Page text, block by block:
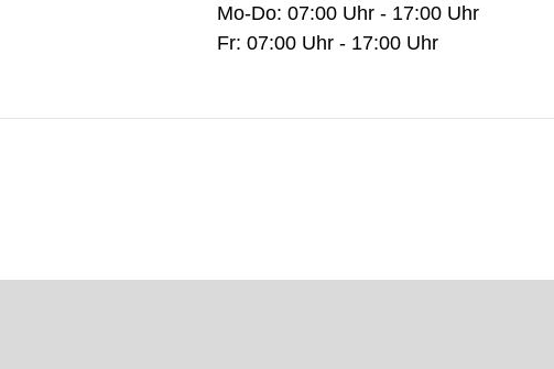
Mo-Do: 07:00 Uhr - 17:00 Uhr
Fr: 07:00 Uhr - 17:00 Uhr